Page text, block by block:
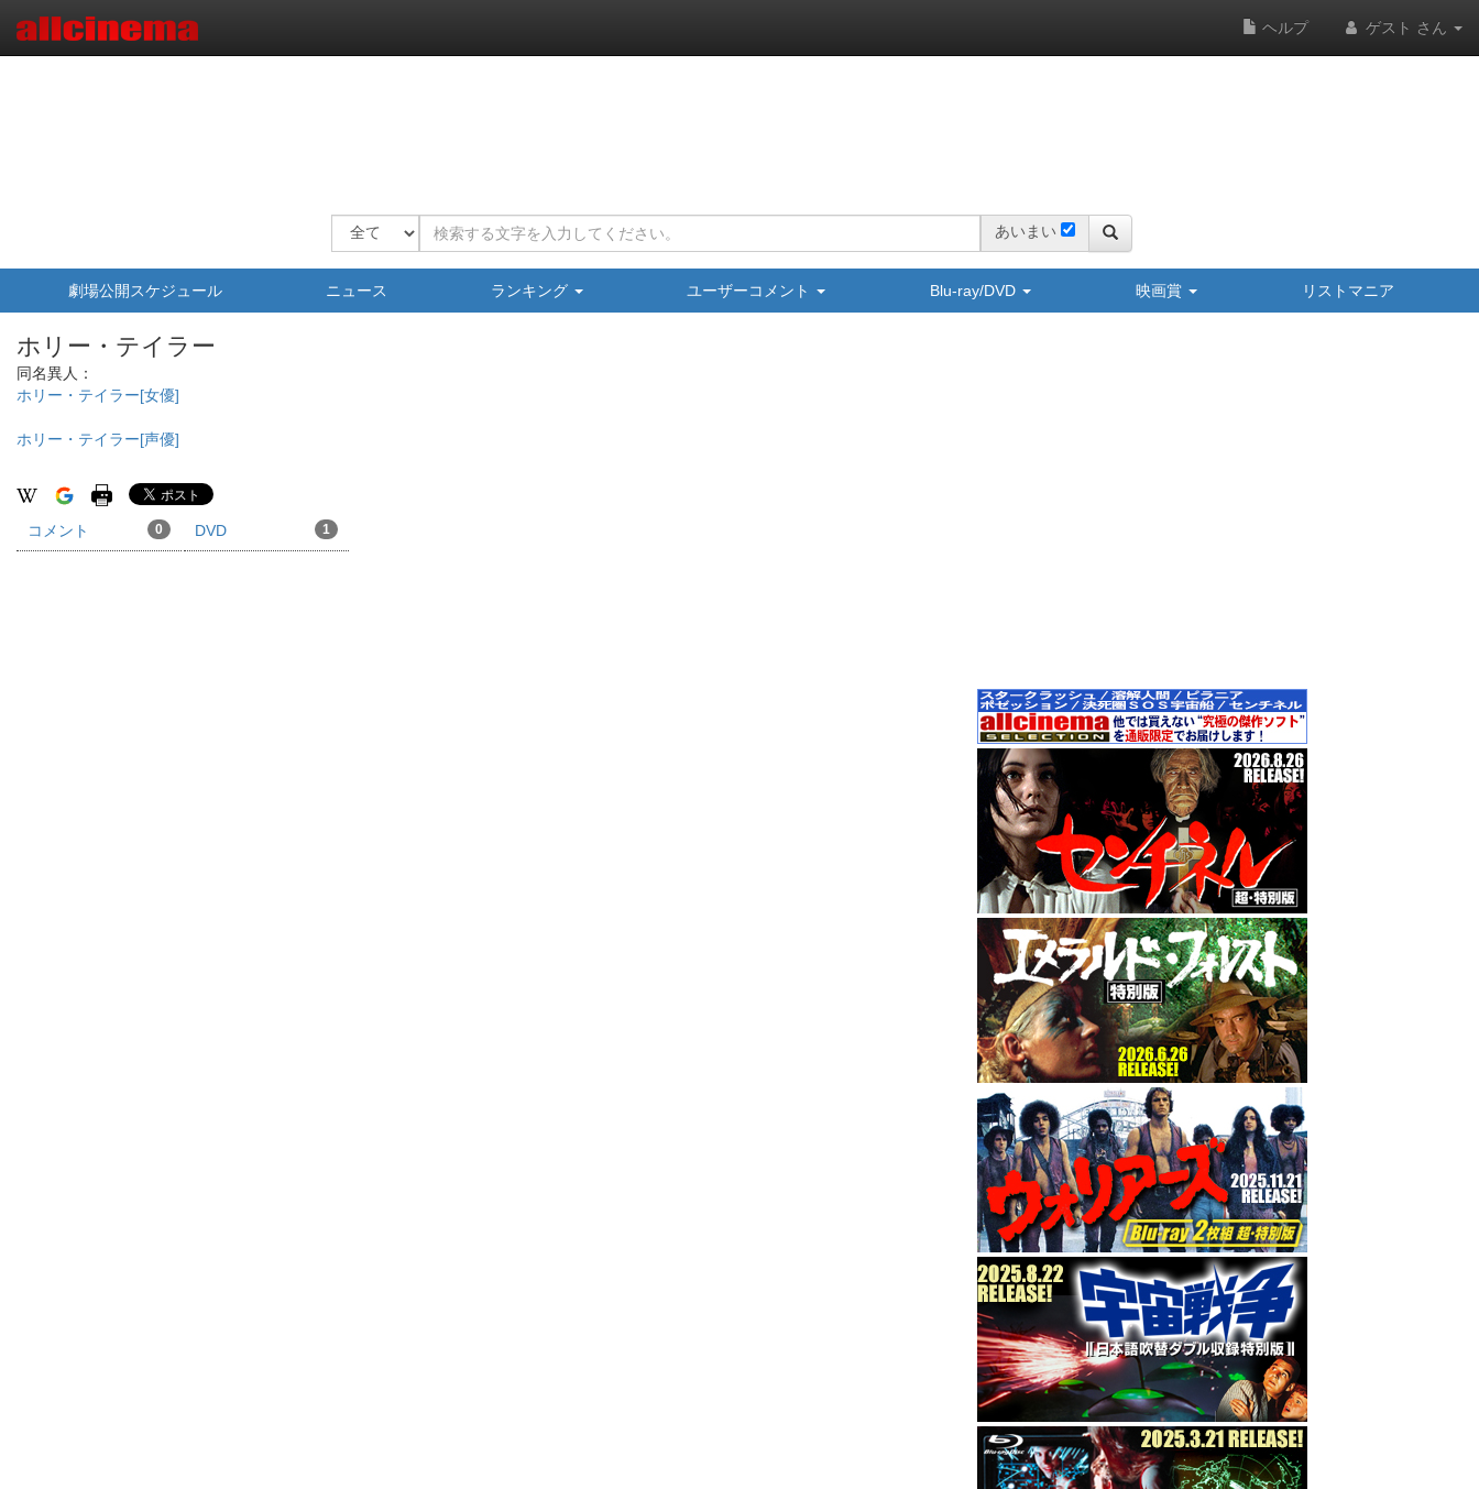
ヘルプ ゲスト さん
あいまい
劇場公開スケジュール ニュース ランキング ユーザーコメント Blu-ray/DVD 映画賞 リストマニア
ホリー・テイラー
同名異人：
ホリー・テイラー[女優]
ホリー・テイラー[声優]
コメント 0 DVD 1